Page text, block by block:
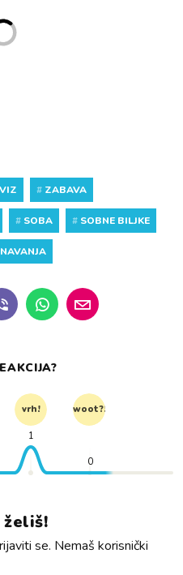
# ZABAVA
# SOBA # SOBNE BILJKE
vrh! woot?!
1
0
se. Nemaš korisnički